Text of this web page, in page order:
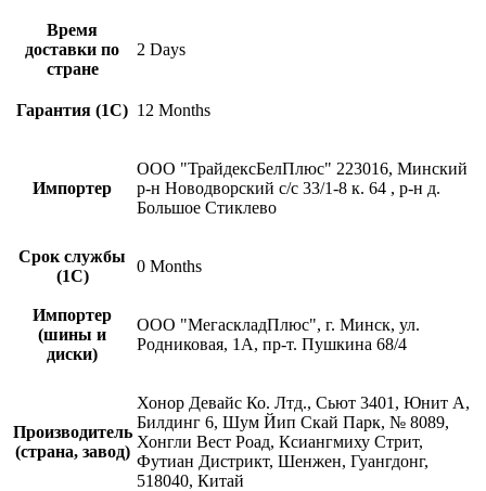
Время
доставки по
стране
2 Days
Гарантия (1С) 12 Months
Импортер
ООО "ТрайдексБелПлюс" 223016, Минский
р-н Новодворский с/с 33/1-8 к. 64 , р-н д.
Большое Стиклево
Срок службы
(1С)
0 Months
Импортер
(шины и
диски)
ООО "МегаскладПлюс", г. Минск, ул.
Родниковая, 1А, пр-т. Пушкина 68/4
Производитель
(страна, завод)
Хонор Девайс Ко. Лтд., Сьют 3401, Юнит А,
Билдинг 6, Шум Йип Скай Парк, № 8089,
Хонгли Вест Роад, Ксиангмиху Стрит,
Футиан Дистрикт, Шенжен, Гуангдонг,
518040, Китай